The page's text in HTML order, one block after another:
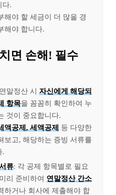
다.
해야 할 세금이 더 많을 경
해야 합니다.
면 손해! 필수
말정산 시 자신에게 해당되
항목을 꼼꼼히 확인하여 누
것이 중요합니다.
액공제, 세액공제
등 다양한
보고, 해당하는 증빙 서류를
.
류: 각 공제 항목별로 필요
리 준비하여 연말정산 간소
하거나 회사에 제출해야 합